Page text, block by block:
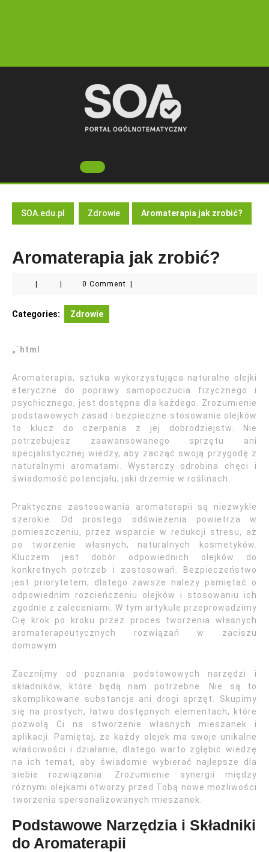
Open
Button
SOA.edu.pl Zdrowie Aromaterapia jak zrobić?
Aromaterapia jak zrobić?
0 Comment
Categories: Zdrowie
„`html
Aromaterapia, sztuka wykorzystująca naturalne olejki
eteryczne do poprawy samopoczucia fizycznego i
psychicznego, jest dostępna dla każdego. Zrozumienie
podstawowych zasad i bezpieczne stosowanie olejków
to klucz do czerpania z jej dobrodziejstw. Nie
potrzebujesz zaawansowanego sprzętu ani
specjalistycznej wiedzy, aby zacząć swoją przygodę z
naturalnymi aromatami. Wystarczy odrobina chęci i
świadomość potencjału, jaki drzemie w roślinach.
Praktyczne zastosowania aromaterapii są niezwykle
szerokie. Od prostego odświeżenia powietrza w
pomieszczeniu, przez wsparcie w redukcji stresu, aż
po tworzenie własnych, naturalnych kosmetyków.
Kluczem jest dobór odpowiednich olejków do
konkretnych potrzeb i zastosowań. Bezpieczeństwo
jest priorytetem, dlatego zawsze należy pamiętać o
odpowiednim rozcieńczeniu olejków i stosowaniu ich
zgodnie z zaleceniami. W tym artykule przeprowadzimy
Cię krok po kroku przez proces tworzenia własnych
aromaterapeutycznych rozwiązań w zaciszu
domowym.
Zacznijmy od poznania podstawowych narzędzi i
składników, które będą nam potrzebne. Nie są to
skomplikowane substancje ani drogi sprzęt. Skupimy
się na prostych, łatwo dostępnych elementach, które
pozwolą Ci na stworzenie własnych mieszanek i
aplikacji. Pamiętaj, że każdy olejek ma swoje unikalne
właściwości i działanie, dlatego warto zgłębić wiedzę
na ich temat, aby świadomie wybierać najlepsze dla
siebie rozwiązania. Zrozumienie synergii między
różnymi olejkami otworzy przed Tobą nowe możliwości
tworzenia spersonalizowanych mieszanek.
Podstawowe Narzędzia i Składniki
do Aromaterapii